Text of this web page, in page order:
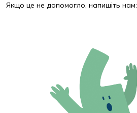
Якщо це не допомогло, напишіть нам: